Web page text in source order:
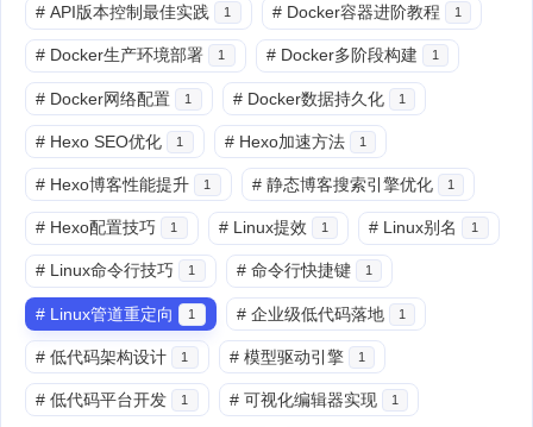
# API版本控制最佳实践 1 # Docker容器进阶教程 1
# Docker生产环境部署 1 # Docker多阶段构建 1
# Docker网络配置 1 # Docker数据持久化 1
# Hexo SEO优化 1 # Hexo加速方法 1
# Hexo博客性能提升 1 # 静态博客搜索引擎优化 1
# Hexo配置技巧 1 # Linux提效 1 # Linux别名 1
# Linux命令行技巧 1 # 命令行快捷键 1
# Linux管道重定向 1 # 企业级低代码落地 1
# 低代码架构设计 1 # 模型驱动引擎 1
# 低代码平台开发 1 # 可视化编辑器实现 1